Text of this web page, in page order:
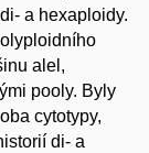
a hexaploidy.
alel,
pooly. Byly
cytotypy,
di- a